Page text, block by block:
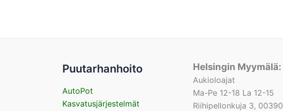
Puutarhanhoito
AutoPot
Kasvatusjärjestelmät
Helsingin Myymälä:
Aukioloajat
Ma-Pe 12-18 La 12-15
Riihipellonkuja 3, 00390